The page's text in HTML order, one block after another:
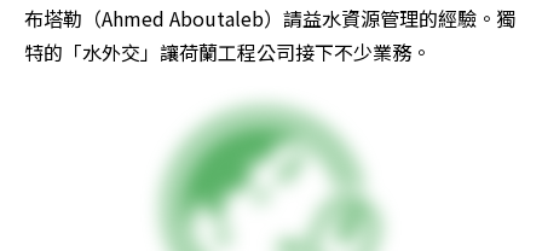
布塔勒（Ahmed Aboutaleb）請益水資源管理的經驗。獨
特的「水外交」讓荷蘭工程公司接下不少業務。